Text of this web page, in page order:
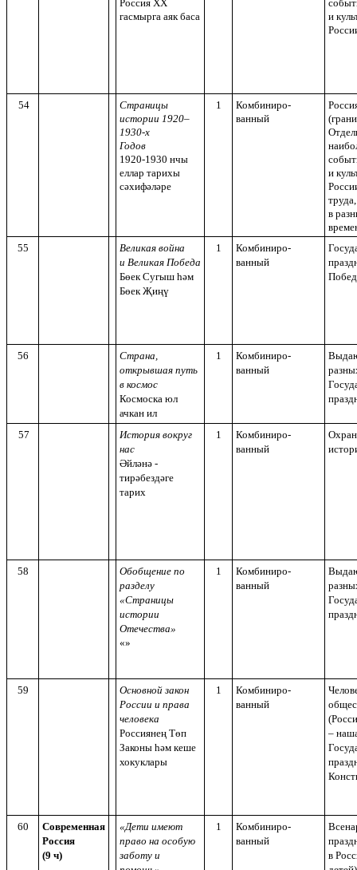
Россия ХХ
гасмырга аяк баса
и
54
Страницы
истории 1920–
1930-х
Годов
1920-1930 нчы
еллар тарихы
сәхифәләре
1
Комбиниро-
ванный
и
в
55
Великая война
и Великая Победа
Бөек Сугыш һәм
Бөек Җиңү
1
Комбиниро-
ванный
56
Страна,
открывшая путь
в космос
Космоска юл
ачкан ил
1
Комбиниро-
ванный
57
История вокруг
нас
Әйләнә -
тирәбездәге
тарих
1
Комбиниро-
ванный
58
Обобщение по
разделу
«Страницы
истории
Отечества»
«»
1
Комбиниро-
ванный
59
Основной закон
России и права
человека
Россиянең Төп
Законы һәм кеше
хокуклары
1
Комбиниро-
ванный
–
60
Современная
Россия
(9 ч)
«Дети имеют
право на особую
заботу и
1
Комбиниро-
ванный
в